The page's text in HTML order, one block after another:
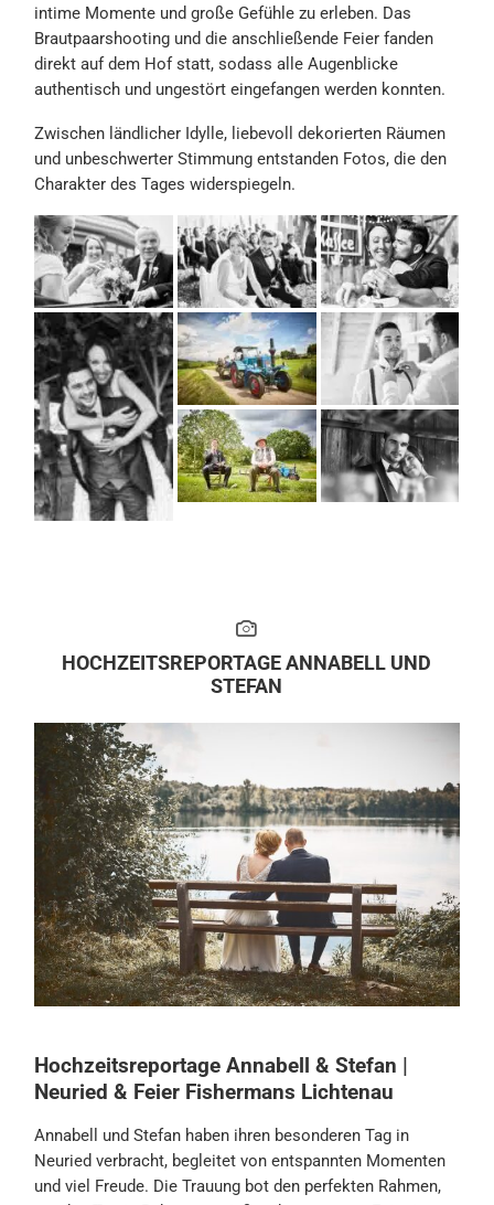
intime Momente und große Gefühle zu erleben. Das
Brautpaarshooting und die anschließende Feier fanden
direkt auf dem Hof statt, sodass alle Augenblicke
authentisch und ungestört eingefangen werden konnten.
Zwischen ländlicher Idylle, liebevoll dekorierten Räumen
und unbeschwerter Stimmung entstanden Fotos, die den
Charakter des Tages widerspiegeln.
HOCHZEITSREPORTAGE ANNABELL UND
STEFAN
Hochzeitsreportage Annabell & Stefan |
Neuried & Feier Fishermans Lichtenau
Annabell und Stefan haben ihren besonderen Tag in
Neuried verbracht, begleitet von entspannten Momenten
und viel Freude. Die Trauung bot den perfekten Rahmen,